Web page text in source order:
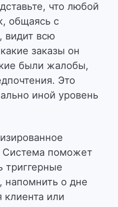
что любой
общаясь с
видит всю
заказы он
были жалобы,
Это
иной уровень
поможет
триггерные
напомнить о дне
или